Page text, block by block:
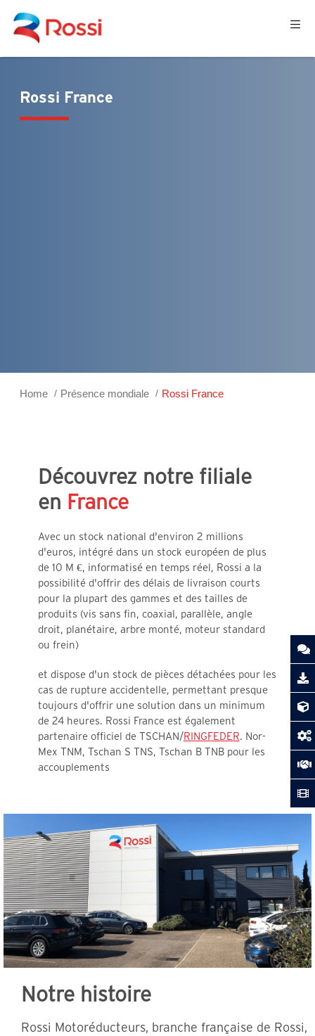
Rossi France
Home Présence mondiale Rossi France
Découvrez notre filiale
en France
Avec un stock national d'environ 2 millions
d'euros, intégré dans un stock européen de plus
de 10 M €, informatisé en temps réel, Rossi a la
possibilité d'offrir des délais de livraison courts
pour la plupart des gammes et des tailles de
produits (vis sans fin, coaxial, parallèle, angle
droit, planétaire, arbre monté, moteur standard
ou frein)
et dispose d'un stock de pièces détachées pour les
cas de rupture accidentelle, permettant presque
toujours d'offrir une solution dans un minimum
de 24 heures. Rossi France est également
partenaire officiel de TSCHAN/RINGFEDER. Nor-
Mex TNM, Tschan S TNS, Tschan B TNB pour les
accouplements
Notre histoire
Rossi Motoréducteurs, branche française de Rossi,